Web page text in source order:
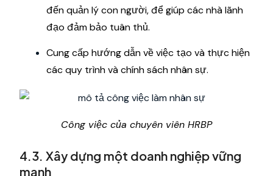
đến quản lý con người, để giúp các nhà lãnh
đạo đảm bảo tuân thủ.
Cung cấp hướng dẫn về việc tạo và thực hiện
các quy trình và chính sách nhân sự.
Công việc của chuyên viên HRBP
4.3. Xây dựng một doanh nghiệp vững
mạnh